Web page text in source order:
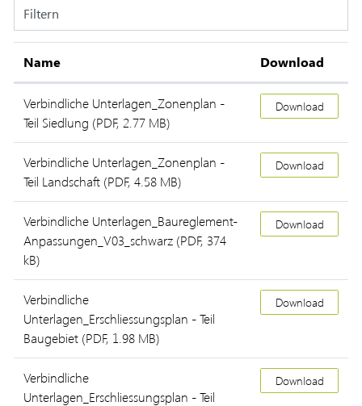
Filtern
Name Download
Verbindliche Unterlagen_Zonenplan -
Teil Siedlung (PDF, 2.77 MB)
Download
Verbindliche Unterlagen_Zonenplan -
Teil Landschaft (PDF, 4.58 MB)
Download
Verbindliche Unterlagen_Baureglement-
Anpassungen_V03_schwarz (PDF, 374
kB)
Download
Verbindliche
Unterlagen_Erschliessungsplan - Teil
Baugebiet (PDF, 1.98 MB)
Download
Verbindliche
Unterlagen_Erschliessungsplan - Teil
Download